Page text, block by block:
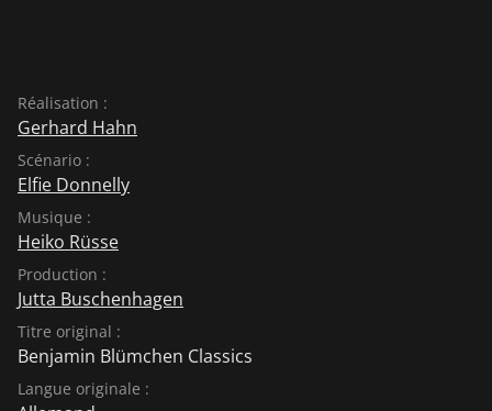
Réalisation :
Gerhard Hahn
Scénario :
Elfie Donnelly
Musique :
Heiko Rüsse
Production :
Jutta Buschenhagen
Titre original :
Benjamin Blümchen Classics
Langue originale :